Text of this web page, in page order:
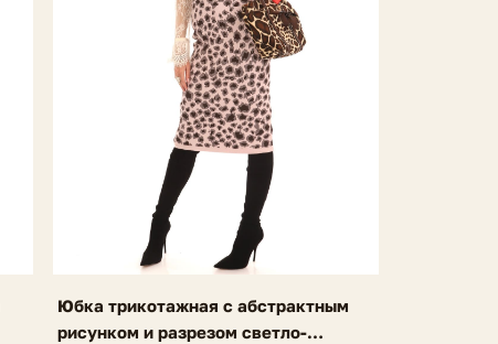
Юбка трикотажная с абстрактным
рисунком и разрезом светло-